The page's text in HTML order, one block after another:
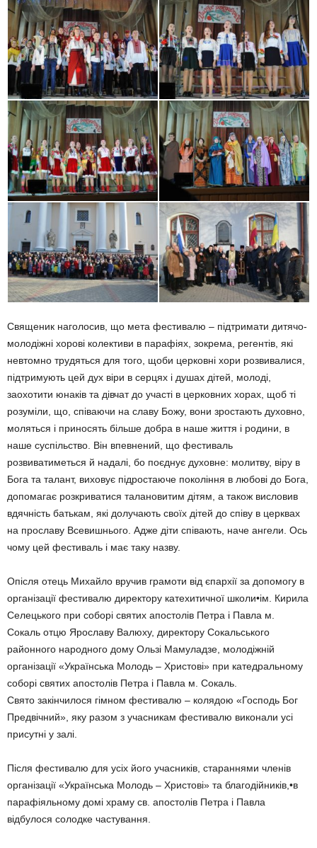
Священик наголосив, що мета фестивалю – підтримати дитячо-
молодіжні хорові колективи в парафіях, зокрема, регентів, які
невтомно трудяться для того, щоби церковні хори розвивалися,
підтримують цей дух віри в серцях і душах дітей, молоді,
заохотити юнаків та дівчат до участі в церковних хорах, щоб ті
розуміли, що, співаючи на славу Божу, вони зростають духовно,
моляться і приносять більше добра в наше життя і родини, в
наше суспільство. Він впевнений, що фестиваль
розвиватиметься й надалі, бо поєднує духовне: молитву, віру в
Бога та талант, виховує підростаюче покоління в любові до Бога,
допомагає розкриватися талановитим дітям, а також висловив
вдячність батькам, які долучають своїх дітей до співу в церквах
на прославу Всевишнього. Адже діти співають, наче ангели. Ось
чому цей фестиваль і має таку назву.
Опісля отець Михайло вручив грамоти від єпархії за допомогу в
організації фестивалю директору катехитичної школи•ім. Кирила
Селецького при соборі святих апостолів Петра і Павла м.
Сокаль отцю Ярославу Валюху, директору Сокальського
районного народного дому Ользі Мамуладзе, молодіжній
організації «Українська Молодь – Христові» при катедральному
соборі святих апостолів Петра і Павла м. Сокаль.
Свято закінчилося гімном фестивалю – колядою «Господь Бог
Предвічний», яку разом з учасникам фестивалю виконали усі
присутні у залі.
Після фестивалю для усіх його учасників, стараннями членів
організації «Українська Молодь – Христові» та благодійників,•в
парафіяльному домі храму св. апостолів Петра і Павла
відбулося солодке частування.